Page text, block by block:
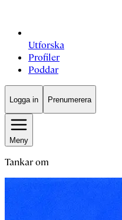
Utforska
Profiler
Poddar
Logga in Prenumerera
Meny
Tankar om